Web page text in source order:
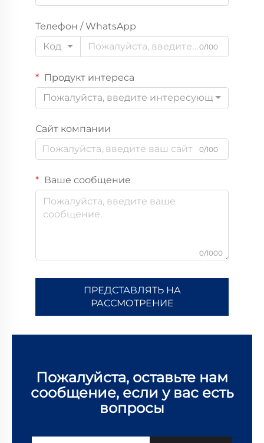
Телефон / WhatsApp
Код
0/100
Продукт интереса
Пожалуйста, введите интересующий вас
Сайт компании
0/100
Ваше сообщение
0/1000
ПРЕДСТАВЛЯТЬ НА
РАССМОТРЕНИЕ
Пожалуйста, оставьте нам
сообщение, если у вас есть
вопросы